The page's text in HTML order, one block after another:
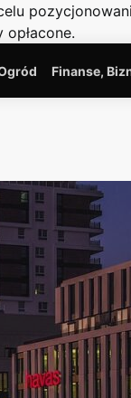
opłacone.
Finanse,